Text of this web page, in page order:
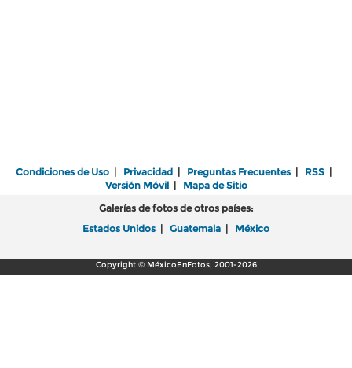
Condiciones de Uso | Privacidad | Preguntas Frecuentes | RSS |
Versión Móvil| Mapa de Sitio
Galerías de fotos de otros países:
Estados Unidos | Guatemala | México
Copyright © MéxicoEnFotos, 2001-2026